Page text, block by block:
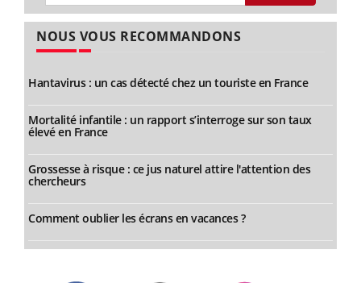
NOUS VOUS RECOMMANDONS
Hantavirus : un cas détecté chez un touriste en France
Mortalité infantile : un rapport s’interroge sur son taux
élevé en France
Grossesse à risque : ce jus naturel attire l'attention des
chercheurs
Comment oublier les écrans en vacances ?